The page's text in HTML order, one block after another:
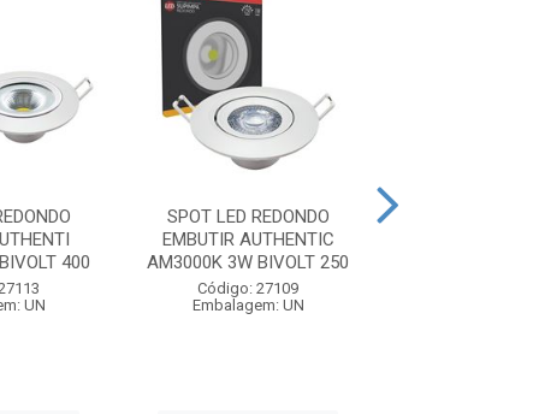
400
UN
SPOT LED REDONDO
EMBUTIR AUTHENTIC
AM3000K 3W BIVOLT 250
Código: 27109
Embalagem: UN